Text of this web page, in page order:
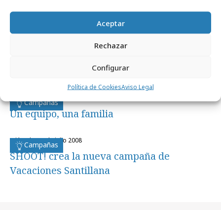
Aceptar
Rechazar
Configurar
Política de CookiesAviso Legal
Noticias Relacionadas
Un equipo, una familia
Campañas
Un equipo, una familia
Campañas
miércoles, 9 de julio 2008
SHOOT! crea la nueva campaña de
Vacaciones Santillana